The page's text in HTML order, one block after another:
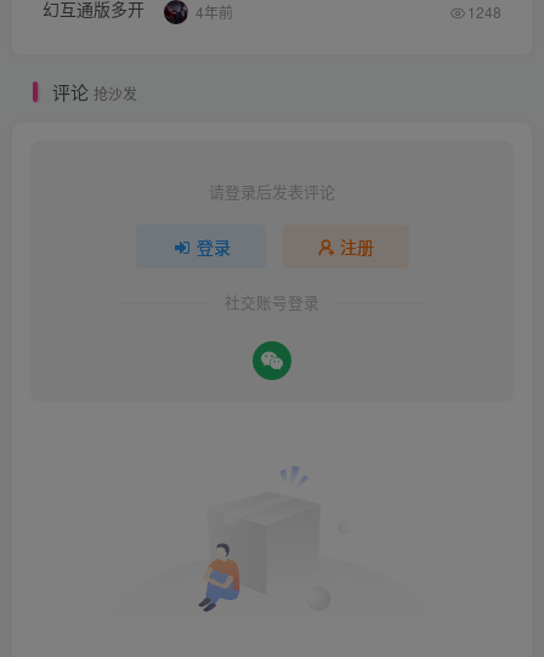
4年前 1248
评论 抢沙发
请登录后发表评论
登录 注册
社交账号登录